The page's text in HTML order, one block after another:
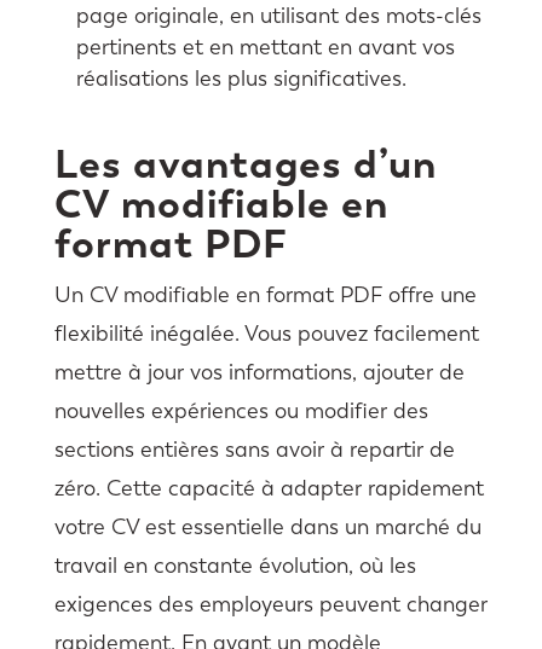
page originale, en utilisant des mots-clés
pertinents et en mettant en avant vos
réalisations les plus significatives.
Les avantages d’un
CV modifiable en
format PDF
Un CV modifiable en format PDF offre une
flexibilité inégalée. Vous pouvez facilement
mettre à jour vos informations, ajouter de
nouvelles expériences ou modifier des
sections entières sans avoir à repartir de
zéro. Cette capacité à adapter rapidement
votre CV est essentielle dans un marché du
travail en constante évolution, où les
exigences des employeurs peuvent changer
rapidement. En ayant un modèle